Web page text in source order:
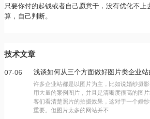
只要你付的起钱或者自己愿意干，没有优化不上
算，自己判断。
技术文章
07-06 浅谈如何从三个方面做好图片类企业
许多企业站都是以图片为主，比如说婚纱摄
用大量的案例图片，并且是清晰度很高的图
客们看清楚照片的拍摄效果，这对于一个婚
重要。但图片太多的网站并不